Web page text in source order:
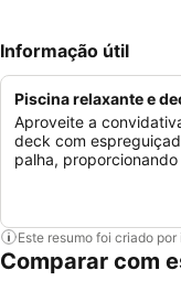
Informação útil
Piscina relaxante e
Aproveite a
deck com
palha,
Este resumo foi criado
Comparar com